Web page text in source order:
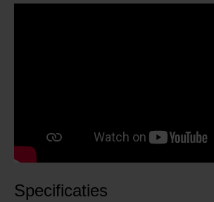
Specificaties